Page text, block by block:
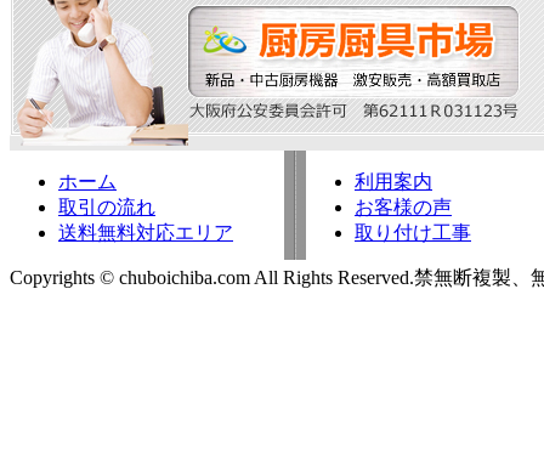
ホーム
取引の流れ
送料無料対応エリア
利用案内
お客様の声
取り付け工事
Copyrights © chuboichiba.com All Rights Reserved.禁無断複製、